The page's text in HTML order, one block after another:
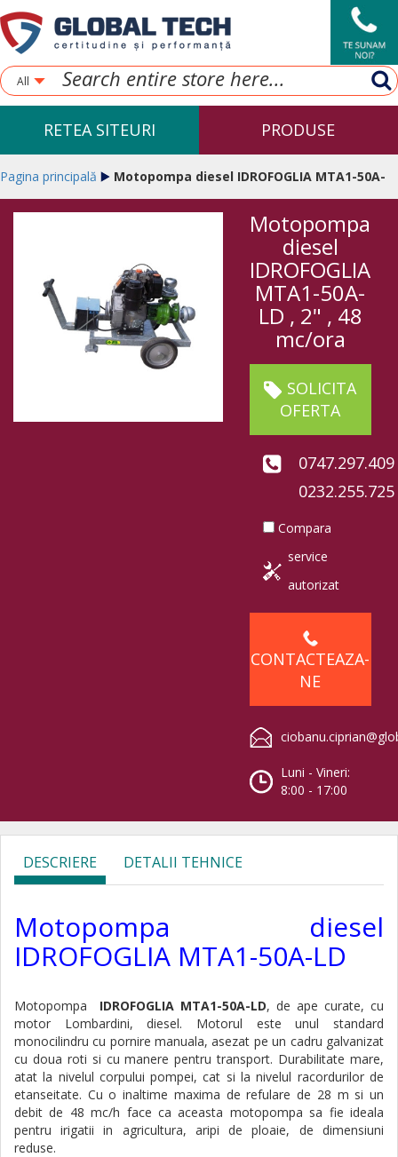
All
RETEA SITEURI PRODUSE
Pagina principală Motopompa diesel IDROFOGLIA MTA1-50A-
Motopompa
diesel
IDROFOGLIA
MTA1-50A-
LD , 2" , 48
mc/ora
SOLICITA
OFERTA
0747.297.409
0232.255.725
Compara
service
autorizat
CONTACTEAZA-
NE
Luni - Vineri:
8:00 - 17:00
DESCRIERE DETALII TEHNICE
Motopompa diesel
IDROFOGLIA MTA1-50A-LD
Motopompa IDROFOGLIA MTA1-50A-LD, de ape curate, cu
motor Lombardini, diesel. Motorul este unul standard
monocilindru cu pornire manuala, asezat pe un cadru galvanizat
cu doua roti si cu manere pentru transport. Durabilitate mare,
atat la nivelul corpului pompei, cat si la nivelul racordurilor de
etanseitate. Cu o inaltime maxima de refulare de 28 m si un
debit de 48 mc/h face ca aceasta motopompa sa fie ideala
pentru irigatii in agricultura, aripi de ploaie, de dimensiuni
reduse.